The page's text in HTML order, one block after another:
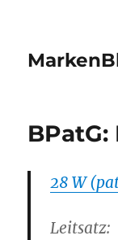
28 W
Leitsatz: